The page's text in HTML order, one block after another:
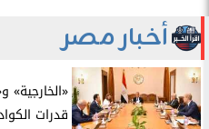
أخبار مصر
​«الخارجية»
قدرات